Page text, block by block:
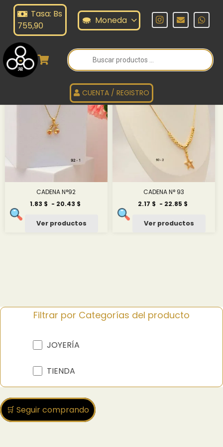
Tasa: Bs
755,90
Moneda
Búsqueda
de
productos
CUENTA / REGISTRO
ACERO
CADENA ACERO
CADENA N°92
1.83 $ - 20.43 $
desde
Ver productos
CADENA N° 93
2.17 $ - 22.85 $
desde
Ver productos
Filtrar por Categorías del producto
JOYERÍA
TIENDA
🛒 Seguir comprando